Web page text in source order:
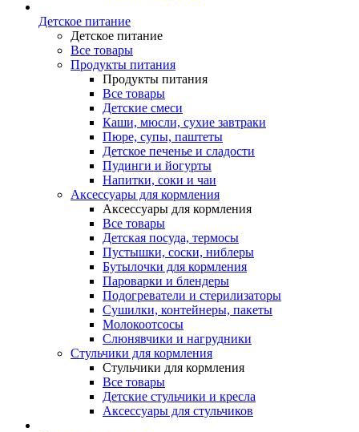
Детское питание
Детское питание
Все товары
Продукты питания
Продукты питания
Все товары
Детские смеси
Каши, мюсли, сухие завтраки
Пюре, супы, паштеты
Детское печенье и сладости
Пудинги и йогурты
Напитки, соки и чаи
Аксессуары для кормления
Аксессуары для кормления
Все товары
Детская посуда, термосы
Пустышки, соски, ниблеры
Бутылочки для кормления
Пароварки и блендеры
Подогреватели и стерилизаторы
Сушилки, контейнеры, пакеты
Молокоотсосы
Слюнявчики и нагрудники
Стульчики для кормления
Стульчики для кормления
Все товары
Детские стульчики и кресла
Аксессуары для стульчиков